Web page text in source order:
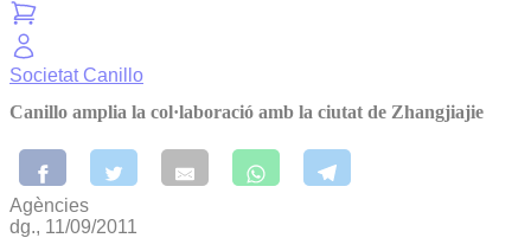
Societat Canillo
Canillo amplia la col·laboració amb la ciutat de Zhangjiajie
Agències
dg., 11/09/2011